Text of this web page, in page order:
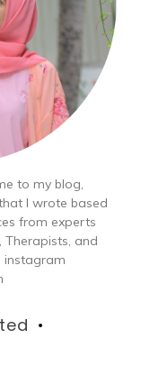
to my blog,
I wrote based
from experts
Therapists, and
instagram